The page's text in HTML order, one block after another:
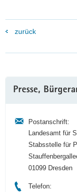
zurück
Information
Presse,
Postanschrift:
Landesamt für
Stabsstelle für
01099 Dresden
Telefon: